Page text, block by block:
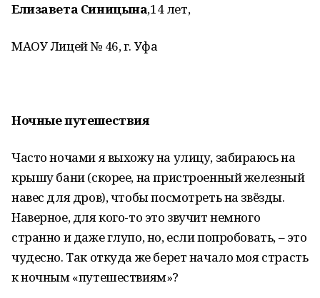
Елизавета Синицына,14 лет,
МАОУ Лицей № 46, г. Уфа
Ночные путешествия
Часто ночами я выхожу на улицу, забираюсь на
крышу бани (скорее, на пристроенный железный
навес для дров), чтобы посмотреть на звёзды.
Наверное, для кого-то это звучит немного
странно и даже глупо, но, если попробовать, – это
чудесно. Так откуда же берет начало моя страсть
к ночным «путешествиям»?